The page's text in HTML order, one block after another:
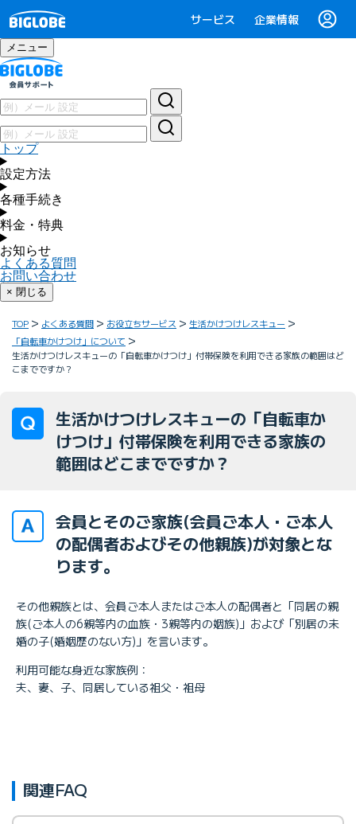
サービス 企業情報
メニュー
トップ
設定方法
各種手続き
料金・特典
お知らせ
よくある質問
お問い合わせ
× 閉じる
TOP よくある質問 お役立ちサービス
生活かけつけレスキュー
「自転車かけつけ」について
生活かけつけレスキューの「自転車かけつけ」付帯保険を利用できる家族の範囲はど
こまでですか？
生活かけつけレスキューの「自転車か
けつけ」付帯保険を利用できる家族の
範囲はどこまでですか？
会員とそのご家族(会員ご本人・ご本人
の配偶者およびその他親族)が対象とな
ります。
その他親族とは、会員ご本人またはご本人の配偶者と「同居の親
族(ご本人の6親等内の血族・3親等内の姻族)」および「別居の未
婚の子(婚姻歴のない方)」を言います。
利用可能な身近な家族例：
夫、妻、子、同居している祖父・祖母
関連FAQ